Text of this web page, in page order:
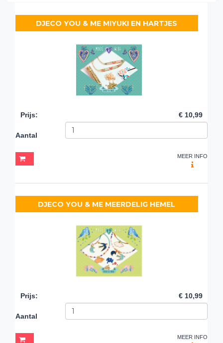
DJECO YOU & ME MIYUKI EN HARTJES
Prijs: € 10,99
Aantal
MEER INFO
DJECO YOU & ME MEERDELIG HEMEL
Prijs: € 10,99
Aantal
MEER INFO